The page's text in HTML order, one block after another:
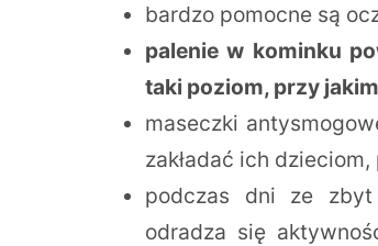
bardzo pomocne są
palenie w kominku
taki poziom, przy
maseczki
zakładać ich
podczas dni ze zbyt
odradza się